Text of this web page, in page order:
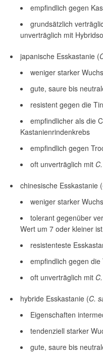
empfindlich gegen
grundsätzlich
unverträglich mit
japanische Esskastanie (
weniger starker
gute, saure bis
resistent gegen die
empfindlicher als die
Kastanienrindenkrebs
empfindlich gegen
oft unverträglich mit
chinesische Esskastanie (
weniger starker
tolerant gegenüber
Wert um 7 oder kleiner
resistenteste
empfindlich gegen
oft unverträglich mit
hybride Esskastanie (C.
Eigenschaften
tendenziell starker
gute, saure bis